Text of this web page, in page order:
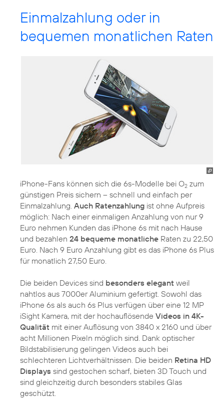
Einmalzahlung oder in
bequemen monatlichen Raten
iPhone-Fans können sich die 6s-Modelle bei O2 zum
günstigen Preis sichern – schnell und einfach per
Einmalzahlung. Auch Ratenzahlung ist ohne Aufpreis
möglich: Nach einer einmaligen Anzahlung von nur 9
Euro nehmen Kunden das iPhone 6s mit nach Hause
und bezahlen 24 bequeme monatliche Raten zu 22,50
Euro. Nach 9 Euro Anzahlung gibt es das iPhone 6s Plus
für monatlich 27,50 Euro.
Die beiden Devices sind besonders elegant weil
nahtlos aus 7000er Aluminium gefertigt. Sowohl das
iPhone 6s als auch 6s Plus verfügen über eine 12 MP
iSight Kamera, mit der hochauflösende Videos in 4K-
Qualität mit einer Auflösung von 3840 x 2160 und über
acht Millionen Pixeln möglich sind. Dank optischer
Bildstabilisierung gelingen Videos auch bei
schlechteren Lichtverhältnissen. Die beiden Retina HD
Displays sind gestochen scharf, bieten 3D Touch und
sind gleichzeitig durch besonders stabiles Glas
geschützt.